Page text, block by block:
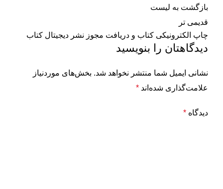
بازگشت به لیست
قدیمی تر
چاپ الکترونیکی کتاب و دریافت مجوز نشر دیجیتال کتاب
دیدگاهتان را بنویسید
نشانی ایمیل شما منتشر نخواهد شد. بخش‌های موردنیاز
علامت‌گذاری شده‌اند *
دیدگاه *